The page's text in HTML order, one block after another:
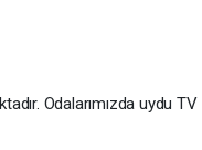
Odalarımızda uydu TV